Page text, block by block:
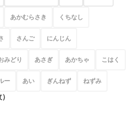
あかむらさき くちなし
さんご にんじん
みどり あさぎ あかちゃ こはく
ー あい ぎんねず ねずみ